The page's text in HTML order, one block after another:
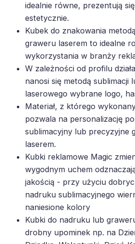
idealnie równe, prezentują
estetycznie.
Kubek do znakowania
graweru laserem to idealne
wykorzystania w branży
W zależności od profilu
nanosi się metodą sublimacji
laserowego wybrane logo,
Materiał, z którego
pozwala na personalizację
sublimacyjny lub precyzyjne
laserem.
Kubki reklamowe Magic
wygodnym uchem
jakością - przy użyciu
nadruku sublimacyjnego
naniesione kolory
Kubki do nadruku lub
drobny upominek np. na